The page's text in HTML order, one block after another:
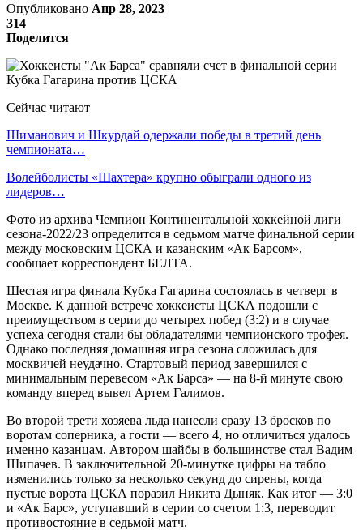
Опубликовано Апр 28, 2023
314
Поделится
Сейчас читают
Шиманович и Шкурдай одержали победы в третий день
чемпионата…
Волейболисты «Шахтера» крупно обыграли одного из
лидеров…
Фото из архива Чемпион Континентальной хоккейной лиги
сезона-2022/23 определится в седьмом матче финальной серии
между московским ЦСКА и казанским «Ак Барсом»,
сообщает корреспондент БЕЛТА.
Шестая игра финала Кубка Гагарина состоялась в четверг в
Москве. К данной встрече хоккеисты ЦСКА подошли с
преимуществом в серии до четырех побед (3:2) и в случае
успеха сегодня стали бы обладателями чемпионского трофея.
Однако последняя домашняя игра сезона сложилась для
москвичей неудачно. Стартовый период завершился с
минимальным перевесом «Ак Барса» — на 8-й минуте свою
команду вперед вывел Артем Галимов.
Во второй трети хозяева льда нанесли сразу 13 бросков по
воротам соперника, а гости — всего 4, но отличиться удалось
именно казанцам. Автором шайбы в большинстве стал Вадим
Шипачев. В заключительной 20-минутке цифры на табло
изменились только за несколько секунд до сирены, когда
пустые ворота ЦСКА поразил Никита Дыняк. Как итог — 3:0
и «Ак Барс», уступавший в серии со счетом 1:3, переводит
противостояние в седьмой матч.